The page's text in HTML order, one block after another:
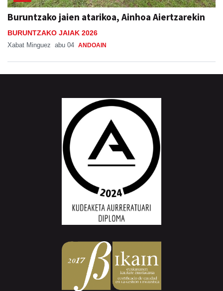
Buruntzako jaien atarikoa, Ainhoa Aiertzarekin
BURUNTZAKO JAIAK 2026
Xabat Minguez abu 04 ANDOAIN